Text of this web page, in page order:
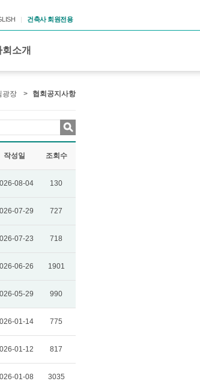
건축사 회원전용
소개
광장 > 협회공지사항
작성일 조회수
08-04 130
07-29 727
07-23 718
06-26 1901
05-29 990
01-14 775
01-12 817
01-08 3035